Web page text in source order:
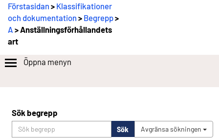
Förstasidan > Klassifikationer
och dokumentation > Begrepp>
A > Anställningsförhållandets
art
Öppna menyn
Sök begrepp
Sök Avgränsa sökningen